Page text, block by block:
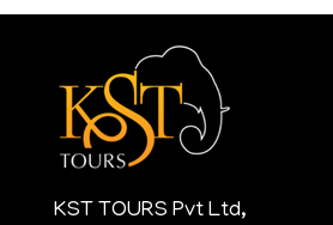
KST TOURS Pvt Ltd,